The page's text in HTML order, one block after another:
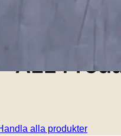
alla produkter
Uhhmami. När den